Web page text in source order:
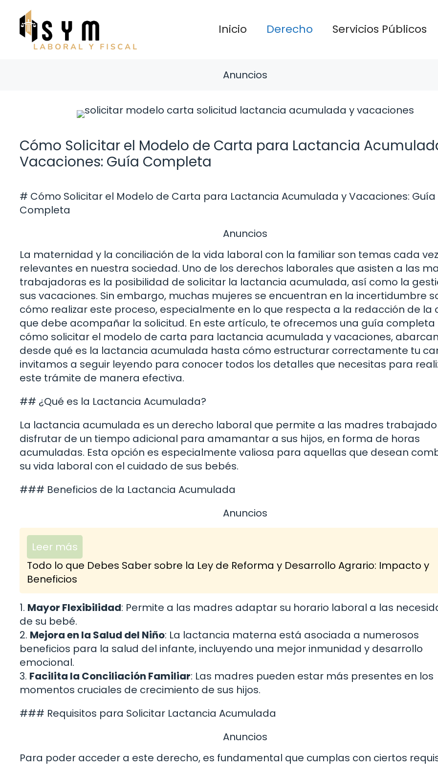
contenido
Inicio Derecho Servicios Públicos
Anuncios
Cómo Solicitar el Modelo de Carta para Lactancia
Vacaciones: Guía Completa
# Cómo Solicitar el Modelo de Carta para Lactancia Acumulada y Vacaciones: Guía
Completa
Anuncios
La maternidad y la conciliación de la vida laboral con la familiar son temas cada
relevantes en nuestra sociedad. Uno de los derechos laborales que asisten a las
trabajadoras es la posibilidad de solicitar la lactancia acumulada, así como la
sus vacaciones. Sin embargo, muchas mujeres se encuentran en la incertidumbre
cómo realizar este proceso, especialmente en lo que respecta a la redacción de la
que debe acompañar la solicitud. En este artículo, te ofrecemos una guía completa
cómo solicitar el modelo de carta para lactancia acumulada y vacaciones,
desde qué es la lactancia acumulada hasta cómo estructurar correctamente tu
invitamos a seguir leyendo para conocer todos los detalles que necesitas para
este trámite de manera efectiva.
## ¿Qué es la Lactancia Acumulada?
La lactancia acumulada es un derecho laboral que permite a las madres
disfrutar de un tiempo adicional para amamantar a sus hijos, en forma de horas
acumuladas. Esta opción es especialmente valiosa para aquellas que desean
su vida laboral con el cuidado de sus bebés.
### Beneficios de la Lactancia Acumulada
Anuncios
Leer más
Todo lo que Debes Saber sobre la Ley de Reforma y Desarrollo Agrario: Impacto y
Beneficios
1. Mayor Flexibilidad: Permite a las madres adaptar su horario laboral a las
de su bebé.
2. Mejora en la Salud del Niño: La lactancia materna está asociada a numerosos
beneficios para la salud del infante, incluyendo una mejor inmunidad y desarrollo
emocional.
3. Facilita la Conciliación Familiar: Las madres pueden estar más presentes en los
momentos cruciales de crecimiento de sus hijos.
### Requisitos para Solicitar Lactancia Acumulada
Anuncios
Para poder acceder a este derecho, es fundamental que cumplas con ciertos